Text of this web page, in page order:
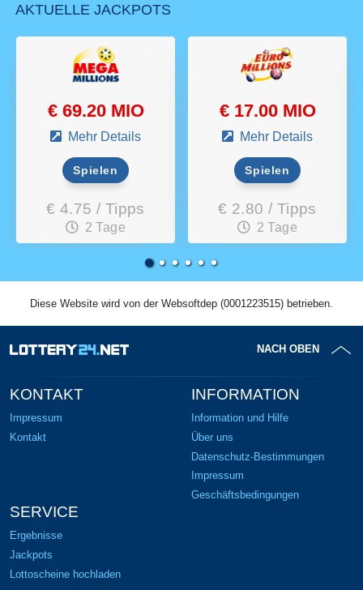
AKTUELLE JACKPOTS
€ 69.20 MIO
Mehr Details
Spielen
€ 4.75 / Tipps
2 Tage
€ 17.00 MIO
Mehr Details
Spielen
€ 2.80 / Tipps
2 Tage
Diese Website wird von der Websoftdep (0001223515) betrieben.
NACH OBEN
KONTAKT
Impressum
Kontakt
INFORMATION
Information und Hilfe
Über uns
Datenschutz-Bestimmungen
Impressum
Geschäftsbedingungen
SERVICE
Ergebnisse
Jackpots
Lottoscheine hochladen